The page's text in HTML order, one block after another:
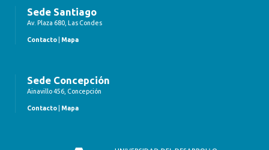
Sede Santiago
Av. Plaza 680, Las Condes
Contacto Mapa
Sede Concepción
Ainavillo 456, Concepción
Contacto Mapa